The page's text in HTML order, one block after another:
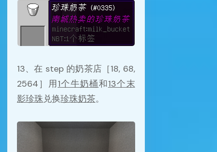
13、在 step 的奶茶店［18, 68,
2564］用1个牛奶桶和13个末
影珍珠兑换珍珠奶茶。